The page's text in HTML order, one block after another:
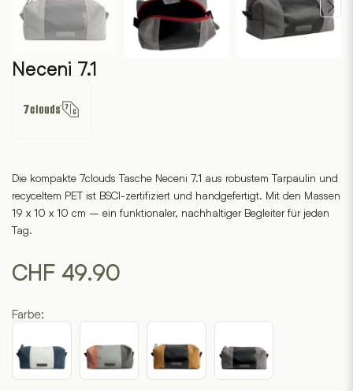
Neceni 7.1
Die kompakte 7clouds Tasche Neceni 7.1 aus robustem Tarpaulin und
recyceltem PET ist BSCI-zertifiziert und handgefertigt. Mit den Massen
19 x 10 x 10 cm – ein funktionaler, nachhaltiger Begleiter für jeden
Tag.
CHF 49.90
Farbe: